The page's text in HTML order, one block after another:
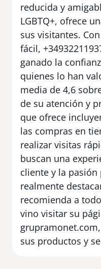
reducida y
LGBTQ+, ofrece
sus visitantes.
fácil,
ganado la
quienes lo han
media de 4,6
de su atención y
que ofrece
las compras en
realizar visitas
buscan una
cliente y la
realmente
recomienda a
vino visitar su
sus productos y